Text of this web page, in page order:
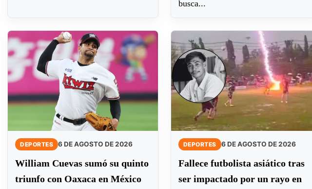
busca...
DEPORTES 6 DE AGOSTO DE 2026
William Cuevas sumó su quinto
triunfo con Oaxaca en México
DEPORTES 6 DE AGOSTO DE 2026
Fallece futbolista asiático tras
ser impactado por un rayo en